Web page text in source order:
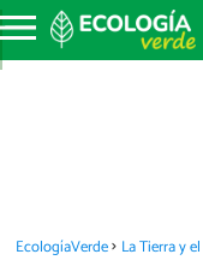
EcologíaVerde La Tierra y